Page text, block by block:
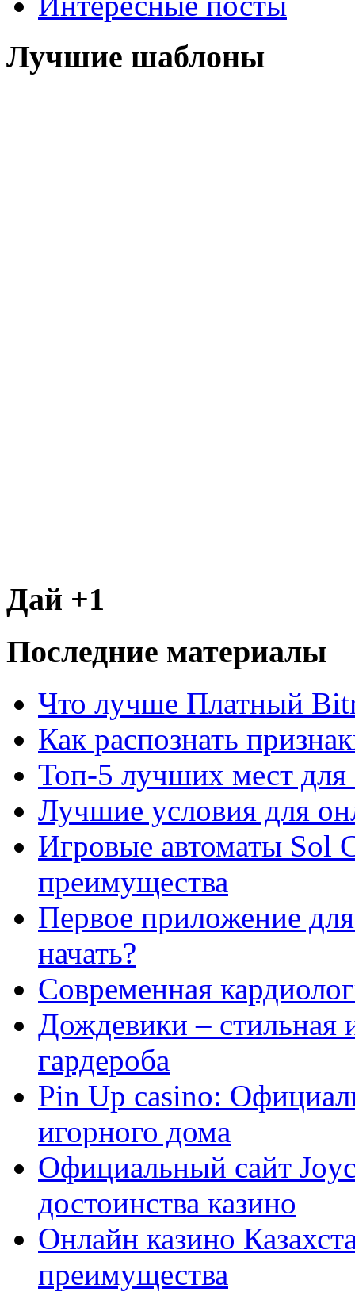
Лучшие шаблоны
Дай +1
Последние материалы
Что лучше Платный
Как распознать
Топ-5 лучших мест для
Лучшие условия для
Игровые автоматы Sol
преимущества
Первое приложение
начать?
Современная
Дождевики – стильная
гардероба
Pin Up casino:
игорного дома
Официальный сайт
достоинства казино
Онлайн казино
преимущества